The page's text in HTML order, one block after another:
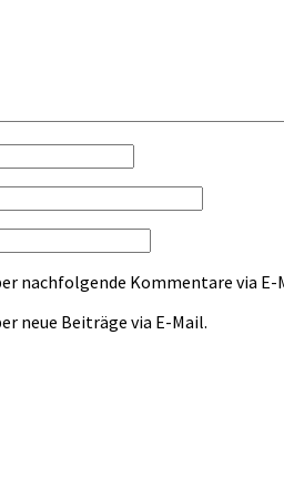
nachfolgende Kommentare via E-
neue Beiträge via E-Mail.